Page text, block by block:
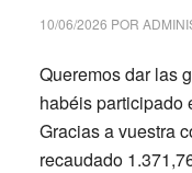
10/06/2026 POR
Queremos dar las
habéis participado
Gracias a vuestra
recaudado